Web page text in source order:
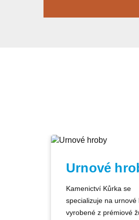
Urnové
Kamenictví Kůrka se
specializuje na urnové
vyrobené z prémiové